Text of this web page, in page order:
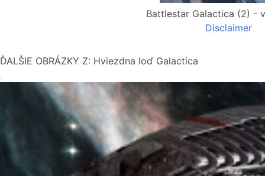
Battlestar Galactica (2) -
Disclaimer
ĎALŠIE OBRÁZKY Z: Hviezdna loď Galactica